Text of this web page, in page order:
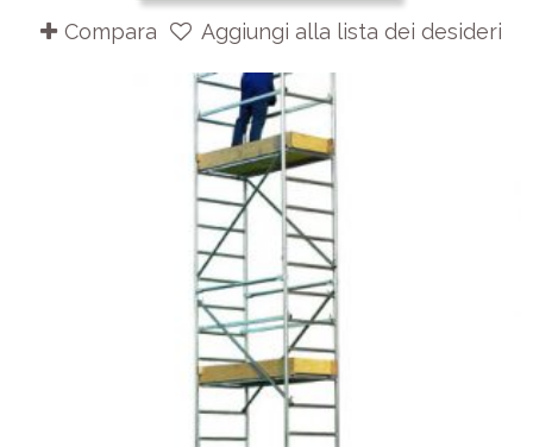
Compara Aggiungi alla lista dei desideri